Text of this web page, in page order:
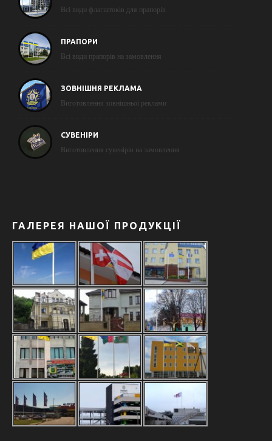
Всі види флагштоків для прапорів
ПРАПОРИ
Всі види прапорів на замовлення
ЗОВНІШНЯ РЕКЛАМА
Виготовлення зовнішньої реклами
СУВЕНІРИ
Виготовлення сувенірів на замовлення
ГАЛЕРЕЯ НАШОЇ ПРОДУКЦІЇ